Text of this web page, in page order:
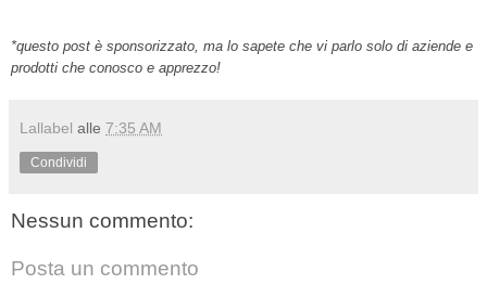
*questo post è sponsorizzato, ma lo sapete che vi parlo solo di aziende e
prodotti che conosco e apprezzo!
Lallabel alle 7:35 AM
Condividi
Nessun commento:
Posta un commento